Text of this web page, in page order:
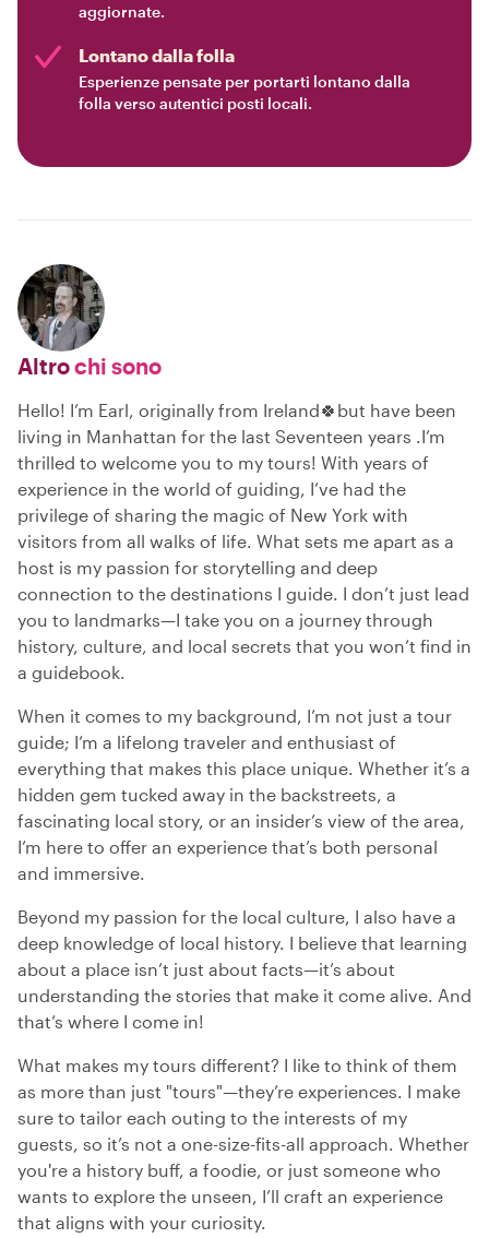
aggiornate.
Lontano dalla folla
Esperienze pensate per portarti lontano dalla
folla verso autentici posti locali.
Altrochi sono
Hello! I’m Earl, originally from Ireland🍀but have been
living in Manhattan for the last Seventeen years .I’m
thrilled to welcome you to my tours! With years of
experience in the world of guiding, I’ve had the
privilege of sharing the magic of New York with
visitors from all walks of life. What sets me apart as a
host is my passion for storytelling and deep
connection to the destinations I guide. I don’t just lead
you to landmarks—I take you on a journey through
history, culture, and local secrets that you won’t find in
a guidebook.
When it comes to my background, I’m not just a tour
guide; I’m a lifelong traveler and enthusiast of
everything that makes this place unique. Whether it’s a
hidden gem tucked away in the backstreets, a
fascinating local story, or an insider’s view of the area,
I’m here to offer an experience that’s both personal
and immersive.
Beyond my passion for the local culture, I also have a
deep knowledge of local history. I believe that learning
about a place isn’t just about facts—it’s about
understanding the stories that make it come alive. And
that’s where I come in!
What makes my tours different? I like to think of them
as more than just "tours"—they’re experiences. I make
sure to tailor each outing to the interests of my
guests, so it’s not a one-size-fits-all approach. Whether
you're a history buff, a foodie, or just someone who
wants to explore the unseen, I’ll craft an experience
that aligns with your curiosity.